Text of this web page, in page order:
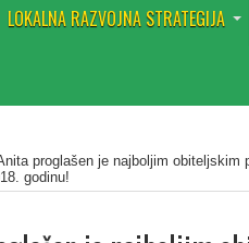
LOKALNA RAZVOJNA STRATEGIJA
proglašen je najboljim obiteljskim
godinu!